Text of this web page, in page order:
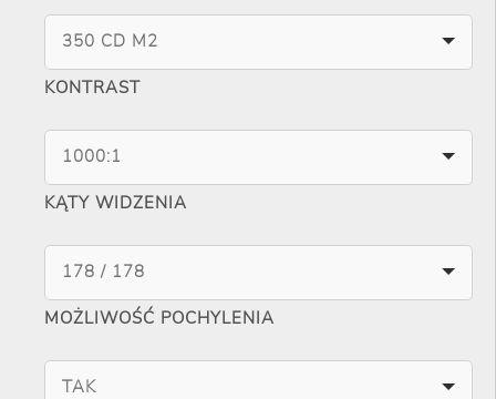
350 CD M2
KONTRAST
1000:1
KĄTY WIDZENIA
178 / 178
MOŻLIWOŚĆ POCHYLENIA
TAK